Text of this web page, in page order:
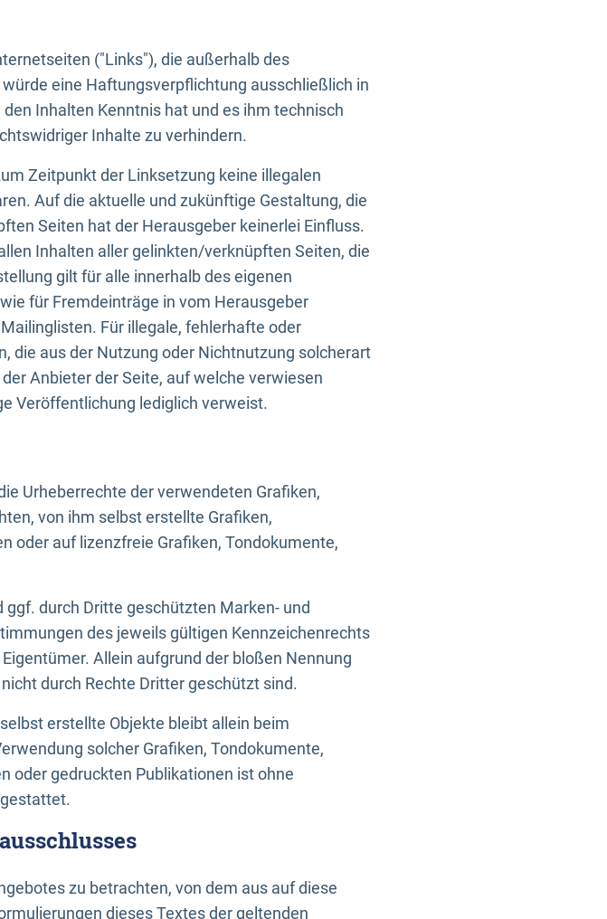
("Links"), die außerhalb des
eine Haftungsverpflichtung ausschließlich in
Inhalten Kenntnis hat und es ihm technisch
Inhalte zu verhindern.
Zeitpunkt der Linksetzung keine illegalen
Auf die aktuelle und zukünftige Gestaltung, die
Seiten hat der Herausgeber keinerlei Einfluss.
Inhalten aller gelinkten/verknüpften Seiten, die
gilt für alle innerhalb des eigenen
für Fremdeinträge in vom Herausgeber
Für illegale, fehlerhafte oder
die aus der Nutzung oder Nichtnutzung solcherart
Anbieter der Seite, auf welche verwiesen
Veröffentlichung lediglich verweist.
Urheberrechte der verwendeten Grafiken,
von ihm selbst erstellte Grafiken,
oder auf lizenzfreie Grafiken, Tondokumente,
durch Dritte geschützten Marken- und
des jeweils gültigen Kennzeichenrechts
Allein aufgrund der bloßen Nennung
durch Rechte Dritter geschützt sind.
erstellte Objekte bleibt allein beim
solcher Grafiken, Tondokumente,
oder gedruckten Publikationen ist ohne
zu betrachten, von dem aus auf diese
dieses Textes der geltenden